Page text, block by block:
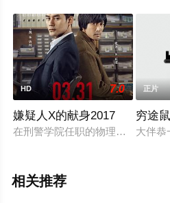
HD 7.0
嫌疑人X的献身2017
在刑警学院任职的物理天才唐川
正片
穷途
大伴恭
相关推荐